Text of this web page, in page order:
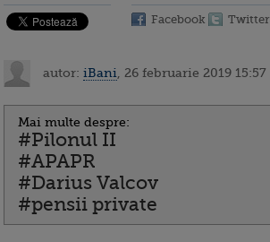
Facebook Twitter
autor: iBani , 26 februarie 2019 15:57
Mai multe despre:
#Pilonul II
#APAPR
#Darius Valcov
#pensii private